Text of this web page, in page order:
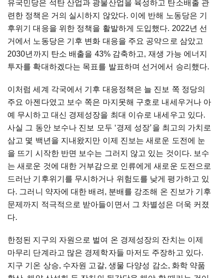
유국민당은 석탄 산업과 광물산업을 육성하고 탄소배출 관
련한 정책은 거의 실시하지 않았다. 이에 반해 노동당은 기
후위기 대응을 위한 정책을 활발하게 도입했다. 2022년 선
거에서 노동당은 기후 변화 대응을 주요 공약으로 삼았고
2030년까지 탄소 배출을 43% 감축하고, 재생 가능 에너지
투자를 확대하겠다는 목표를 발표하며 선거에서 승리했다.
이처럼 세계 각국에서 기후 대응정책은 늘 진보 쪽 정당의
주요 아젠다였고 보수 쪽은 마지못해 구호로 내세우거나 아
예 무시하고 대신 경제성장을 최대 이슈로 내세우고 있다.
사실 그 동안 보수나 진보 모두 ‘경제 성장’을 최고의 가치로
삼고 몇 백년을 지내왔지만 이제 진보는 새로운 도전에 눈
을 뜨기 시작한 반면 보수는 그러지 않고 있는 것이다. 보수
는 새로운 것에 대한 거부감으로 인류에게 새로운 도전으로
드러난 기후위기를 무시하거나 위험도를 낮게 평가하고 있
다. 그러니 약자에 대한 배려, 분배를 강조해 온 진보가 기후
문제까지 적극적으로 받아들이면서 그 차별성은 더욱 커졌
다.
한정된 지구의 자원으로 벌여 온 경제성장의 잔치는 이제
마무리 단계라고 많은 경제학자들 마저도 주장하고 있다.
지구 기온 상승, 수자원 고갈, 생물 다양성 감소, 화학 약품